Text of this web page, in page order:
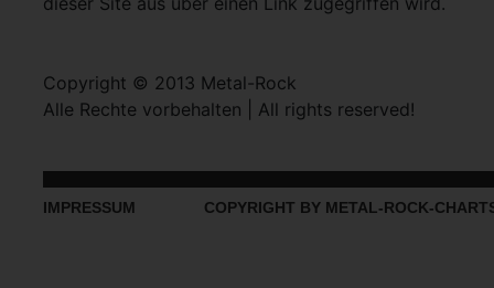
Copyright © 2013 Metal-Rock
Alle Rechte vorbehalten | All rights reserved!
IMPRESSUM COPYRIGHT BY METAL-ROCK-